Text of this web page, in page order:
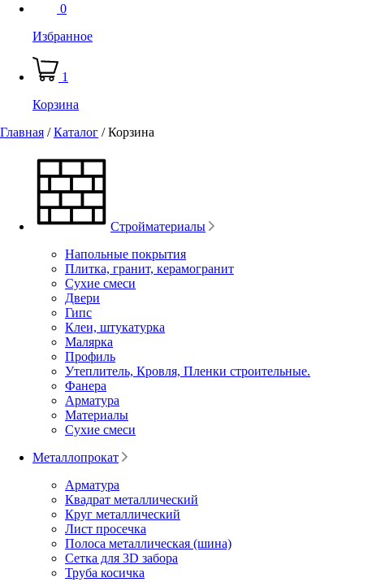
0
Избранное
1
Корзина
Главная /Каталог /Корзина
Стройматериалы
Напольные покрытия
Плитка, гранит, керамогранит
Сухие смеси
Двери
Гипс
Клеи, штукатурка
Малярка
Профиль
Утеплитель, Кровля, Пленки строительные.
Фанера
Арматура
Материалы
Сухие смеси
Металлопрокат
Арматура
Квадрат металлический
Круг металлический
Лист просечка
Полоса металлическая (шина)
Сетка для 3D забора
Труба косичка